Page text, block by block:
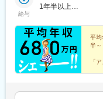
給与
1年半以上
平均
半～
「